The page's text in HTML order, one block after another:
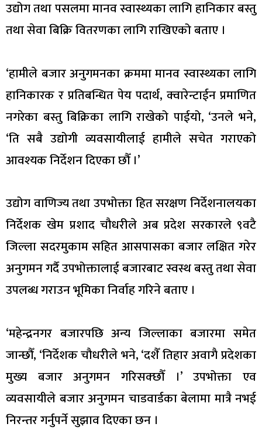
उद्योग तथा पसलमा मानव स्वास्थ्यका लागि हानिकार बस्तु
तथा सेवा बिक्रि वितरणका लागि राखिएको बताए ।
‘हामीले बजार अनुगमनका क्रममा मानव स्वास्थ्यका लागि
हानिकारक र प्रतिबन्धित पेय पदार्थ, क्वारेन्टाईन प्रमाणित
नगरेका बस्तु बिक्रिका लागि राखेको पाईयो, ‘उनले भने,
‘ति सबै उद्योगी व्यवसायीलाई हामीले सचेत गराएको
आवश्यक निर्देशन दिएका छौँ ।’
उद्योग वाणिज्य तथा उपभोक्ता हित सरक्षण निर्देशनालयका
निर्देशक खेम प्रशाद चौधरीले अब प्रदेश सरकारले ९वटै
जिल्ला सदरमुकाम सहित आसपासका बजार लक्षित गरेर
अनुगमन गर्दै उपभोक्तालाई बजारबाट स्वस्थ बस्तु तथा सेवा
उपलब्ध गराउन भूमिका निर्वाह गरिने बताए ।
‘महेन्द्रनगर बजारपछि अन्य जिल्लाका बजारमा समेत
जान्छौँ, ‘निर्देशक चौधरीले भने, ‘दशैँ तिहार अवागै प्रदेशका
मुख्य बजार अनुगमन गरिसक्छौँ ।’ उपभोक्ता एव
व्यवसायीले बजार अनुगमन चाडवार्डका बेलामा मात्रै नभई
निरन्तर गर्नुपर्ने सुझाव दिएका छन ।